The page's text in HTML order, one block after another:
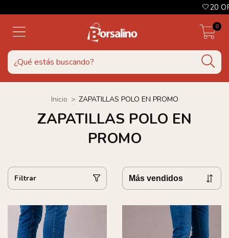
🤍20
0
Inicio > ZAPATILLAS POLO EN PROMO
ZAPATILLAS POLO EN
PROMO
Filtrar